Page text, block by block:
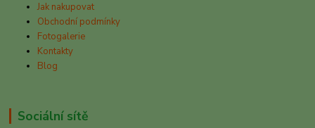
Jak nakupovat
Obchodní podmínky
Fotogalerie
Kontakty
Blog
Sociální sítě